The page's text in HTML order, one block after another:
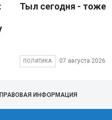
Тыл сегодня - тоже
ПОЛИТИКА 07 августа 2026
ПРАВОВАЯ ИНФОРМАЦИЯ